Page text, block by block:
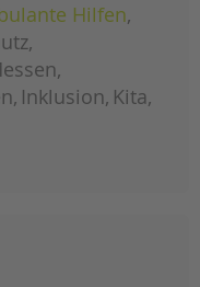
Hilfen
Inklusion Kita